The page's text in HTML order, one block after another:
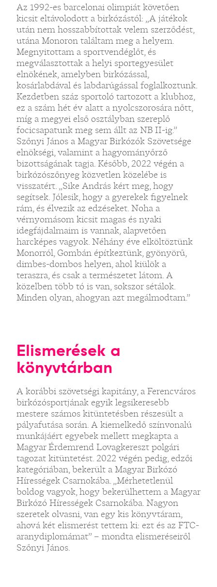
Az 1992-es barcelonai olimpiát követően
kicsit eltávolodott a birkózástól: „A játékok
után nem hosszabbítottak velem szerződést,
utána Monoron találtam meg a helyem.
Megnyitottam a sportvendéglőt, és
megválasztottak a helyi sportegyesület
elnökének, amelyben birkózással,
kosárlabdával és labdarúgással foglalkoztunk.
Kezdetben száz sportoló tartozott a klubhoz,
ez a szám hét év alatt a nyolcszorosára nőtt,
míg a megyei első osztályban szereplő
focicsapatunk meg sem állt az NB II-ig.”
Szőnyi János a Magyar Birkózók Szövetsége
elnökségi, valamint a hagyományőrző
bizottságának tagja. Később, 2022 végén a
birkózószőnyeg közvetlen közelébe is
visszatért. „Sike András kért meg, hogy
segítsek. Jólesik, hogy a gyerekek figyelnek
rám, és élvezik az edzéseket. Noha a
vérnyomásom kicsit magas és nyaki
idegfájdalmaim is vannak, alapvetően
harcképes vagyok. Néhány éve elköltöztünk
Monorról, Gombán építkeztünk, gyönyörű,
dimbes-dombos helyen, ahol kiülök a
teraszra, és csak a természetet látom. A
közelben több tó is van, sokszor sétálok.
Minden olyan, ahogyan azt megálmodtam.”
Elismerések a
könyvtárban
A korábbi szövetségi kapitány, a Ferencváros
birkózósportjának egyik legsikeresebb
mestere számos kitüntetésben részesült a
pályafutása során. A kiemelkedő színvonalú
munkájáért egyebek mellett megkapta a
Magyar Érdemrend Lovagkereszt polgári
tagozat kitüntetést. 2022 végén pedig, edzői
kategóriában, bekerült a Magyar Birkózó
Hírességek Csarnokába. „Mérhetetlenül
boldog vagyok, hogy bekerülhettem a Magyar
Birkózó Hírességek Csarnokába. Nagyon
szeretek olvasni, van egy kis könyvtáram,
ahová két elismerést tettem ki: ezt és az FTC-
aranydiplomámat” – mondta elismeréseiről
Szőnyi János.